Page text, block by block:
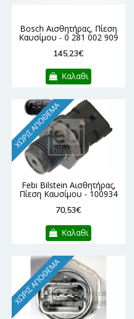
Bosch Αισθητήρας, Πίεση
Καυσίμου - 0 281 002 909
145,23€
Καλαθι
ΧΩΡΊΣ ΑΠΌΘΕΜΑ
Febi Bilstein Αισθητήρας,
Πίεση Καυσίμου - 100934
70,53€
Καλαθι
ΧΩΡΊΣ ΑΠΌΘΕΜΑ